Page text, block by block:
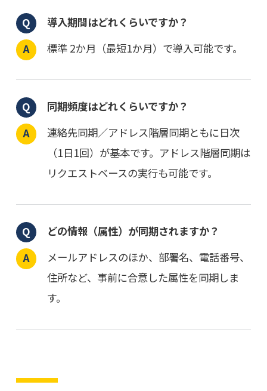
導入期間はどれくらいですか？
標準 2か月（最短1か月）で導入可能です。
同期頻度はどれくらいですか？
連絡先同期／アドレス階層同期ともに日次
（1日1回）が基本です。アドレス階層同期は
リクエストベースの実行も可能です。
どの情報（属性）が同期されますか？
メールアドレスのほか、部署名、電話番号、
住所など、事前に合意した属性を同期しま
す。